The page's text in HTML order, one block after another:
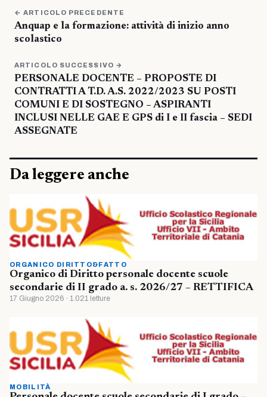
← ARTICOLO PRECEDENTE
Anquap e la formazione: attività di inizio anno
scolastico
ARTICOLO SUCCESSIVO →
PERSONALE DOCENTE – PROPOSTE DI
CONTRATTI A T.D. A.S. 2022/2023 SU POSTI
COMUNI E DI SOSTEGNO – ASPIRANTI
INCLUSI NELLE GAE E GPS di I e II fascia – SEDI
ASSEGNATE
Da leggere anche
ORGANICO DIRITTO&FATTO
Organico di Diritto personale docente scuole
secondarie di II grado a. s. 2026/27 – RETTIFICA
17 Giugno 2026 · 1.021 letture
MOBILITÀ